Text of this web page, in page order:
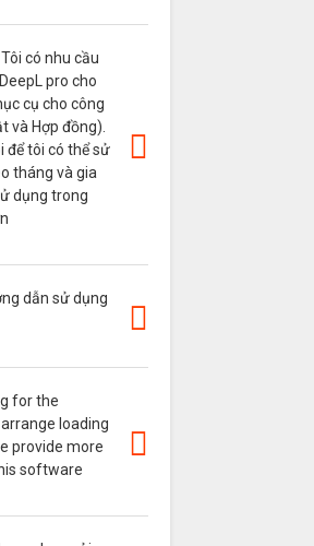
Tôi có nhu cầu
pro cho
cụ cho công
và Hợp đồng).
để tôi có thể sử
tháng và gia
dụng trong
dẫn sử dụng
for the
loading
provide more
software